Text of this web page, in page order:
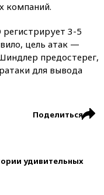
компаний.
регистрирует 3-5
цель атак —
предостерег,
для вывода
Поделиться
удивительных